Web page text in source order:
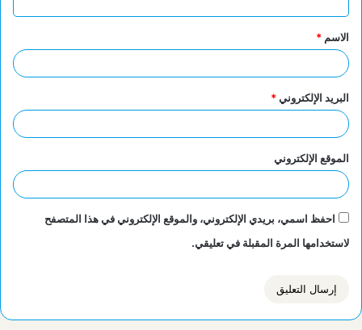
ق
*
الاسم *
البريد الإلكتروني*
الموقع الإلكتروني
احفظ اسمي، بريدي الإلكتروني، والموقع الإلكتروني في هذا المتصفح
لاستخدامها المرة المقبلة في تعليقي.